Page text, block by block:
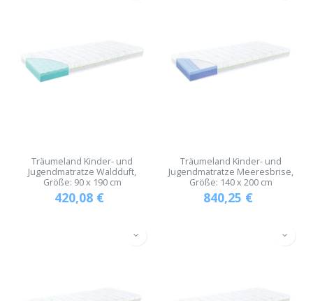
Träumeland Kinder- und
Jugendmatratze Waldduft,
Größe: 90 x 190 cm
420,08 €
Träumeland Kinder- und
Jugendmatratze Meeresbrise,
Größe: 140 x 200 cm
840,25 €